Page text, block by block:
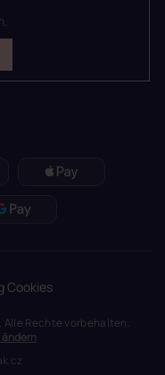
Cookies
. Alle Rechte vorbehalten.